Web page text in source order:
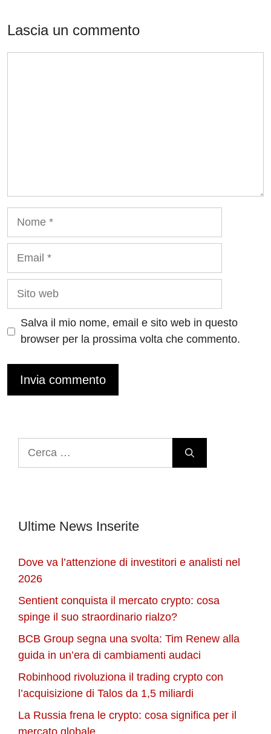
Lascia un commento
Sito
Salva il mio nome, email e sito web in questo
browser per la prossima volta che commento.
Ultime News Inserite
Dove va l’attenzione di investitori e analisti nel
2026
Sentient conquista il mercato crypto: cosa
spinge il suo straordinario rialzo?
BCB Group segna una svolta: Tim Renew alla
guida in un’era di cambiamenti audaci
Robinhood rivoluziona il trading crypto con
l’acquisizione di Talos da 1,5 miliardi
La Russia frena le crypto: cosa significa per il